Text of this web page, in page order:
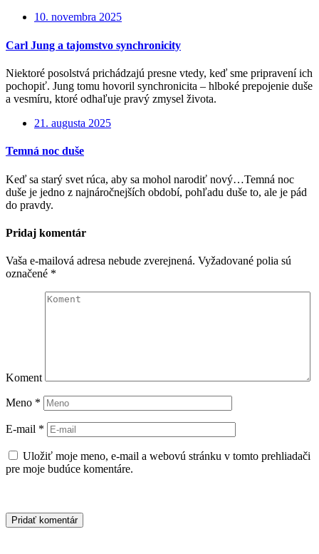
10. novembra 2025
Carl Jung a tajomstvo synchronicity
Niektoré posolstvá prichádzajú presne vtedy, keď sme pripravení ich
pochopiť. Jung tomu hovoril synchronicita – hlboké prepojenie duše
a vesmíru, ktoré odhaľuje pravý zmysel života.
21. augusta 2025
Temná noc duše
Keď sa starý svet rúca, aby sa mohol narodiť nový…Temná noc
duše je jedno z najnáročnejších období, pohľadu duše to, ale je pád
do pravdy.
Pridaj komentár
Vaša e-mailová adresa nebude zverejnená. Vyžadované polia sú
označené *
Koment
Meno *
E-mail *
Uložiť moje meno, e-mail a webovú stránku v tomto prehliadači
pre moje budúce komentáre.